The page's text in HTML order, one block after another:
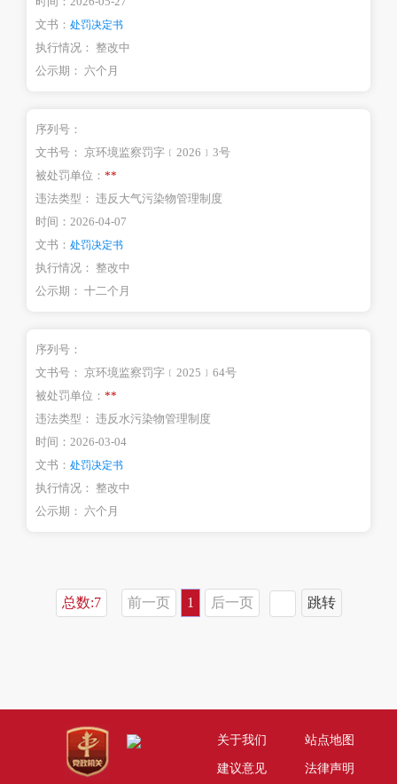
文书： 处罚决定书
执行情况： 整改中
公示期： 六个月
序列号：
文书号： 京环境监察罚字﹝2026﹞3号
被处罚单位： **
违法类型： 违反大气污染物管理制度
时间： 2026-04-07
文书： 处罚决定书
执行情况： 整改中
公示期： 十二个月
序列号：
文书号： 京环境监察罚字﹝2025﹞64号
被处罚单位： **
违法类型： 违反水污染物管理制度
时间： 2026-03-04
文书： 处罚决定书
执行情况： 整改中
公示期： 六个月
总数:7 前一页 1 后一页 跳转
关于我们
站点地图
建议意见
法律声明